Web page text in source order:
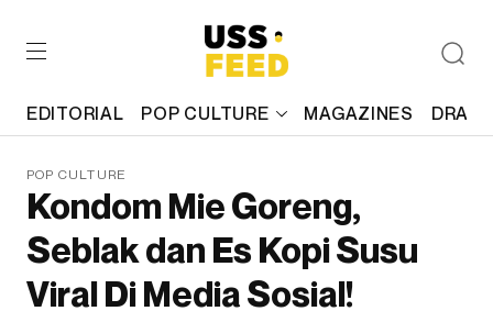
EDITORIAL POP CULTURE MAGAZINES
POP CULTURE
Kondom Mie Goreng,
Seblak dan Es Kopi Susu
Viral Di Media Sosial!